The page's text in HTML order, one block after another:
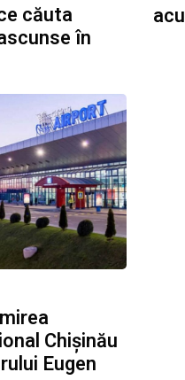
căuta
în
Chișinău
Eugen